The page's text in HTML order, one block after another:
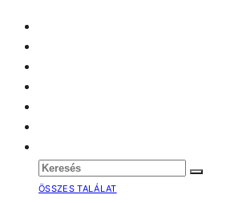
ÖSSZES TALÁLAT